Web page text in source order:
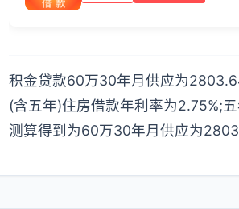
积金贷款60万30年月供应为
(含五年)住房借款年利率为2.75%;
测算得到为60万30年月供应为